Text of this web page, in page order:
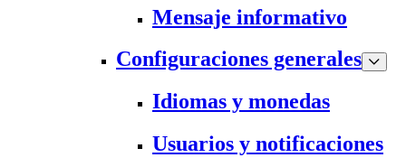
Mensaje informativo
Configuraciones generales
Idiomas y monedas
Usuarios y notificaciones